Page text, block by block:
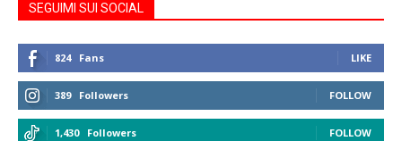
SEGUIMI SUI SOCIAL
824 Fans LIKE
389 Followers FOLLOW
1,430 Followers FOLLOW